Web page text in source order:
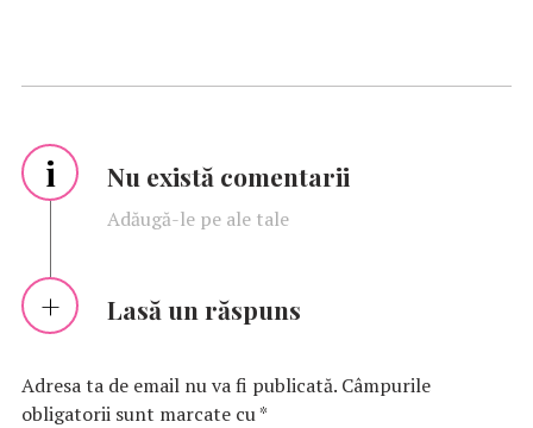
i Nu există comentarii
Adăugă-le pe ale tale
Lasă un răspuns
Adresa ta de email nu va fi publicată. Câmpurile
obligatorii sunt marcate cu*